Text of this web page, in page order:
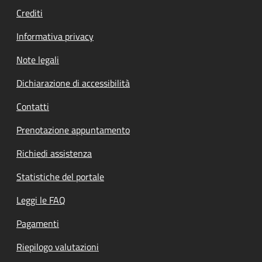
Crediti
Informativa privacy
Note legali
Dichiarazione di accessibilità
Contatti
Prenotazione appuntamento
Richiedi assistenza
Statistiche del portale
Leggi le FAQ
Pagamenti
Riepilogo valutazioni